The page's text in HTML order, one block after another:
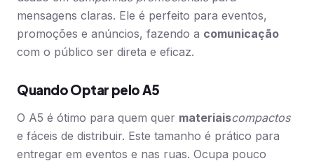
mensagens claras. Ele é perfeito para eventos,
promoções e anúncios, fazendo a comunicação
com o público ser direta e eficaz.
Quando Optar pelo A5
O A5 é ótimo para quem quer materiaiscompactos
e fáceis de distribuir. Este tamanho é prático para
entregar em eventos e nas ruas. Ocupa pouco